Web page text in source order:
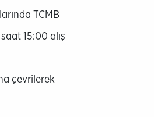
TCMB
15:00 alış
çevrilerek